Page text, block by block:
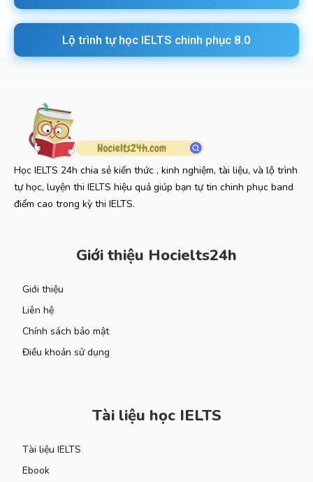
Lộ trình tự học IELTS chinh phục 8.0
Học IELTS 24h chia sẻ kiến thức , kinh nghiệm, tài liệu, và lộ trình
tự học, luyện thi IELTS hiệu quả giúp bạn tự tin chinh phục band
điểm cao trong kỳ thi IELTS.
Giới thiệu Hocielts24h
Giới thiệu
Liên hệ
Chính sách bảo mật
Điều khoản sử dụng
Tài liệu học IELTS
Tài liệu IELTS
Ebook